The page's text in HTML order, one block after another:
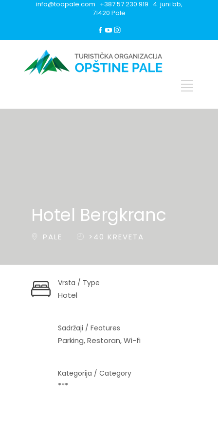
info@toopale.com +387 57 230 919 4. juni bb,
71420 Pale
Hotel Bergkranc
PALE >40 KREVETA
Vrsta / Type
Hotel
Sadržaji / Features
Parking, Restoran, Wi-fi
Kategorija / Category
***